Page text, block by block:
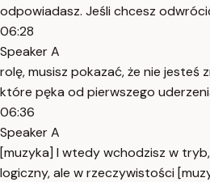
odpowiadasz. Jeśli chcesz
06:28
Speaker A
rolę, musisz pokazać, że nie jesteś
które pęka od pierwszego
06:36
Speaker A
[muzyka] I wtedy wchodzisz w
logiczny, ale w rzeczywistości